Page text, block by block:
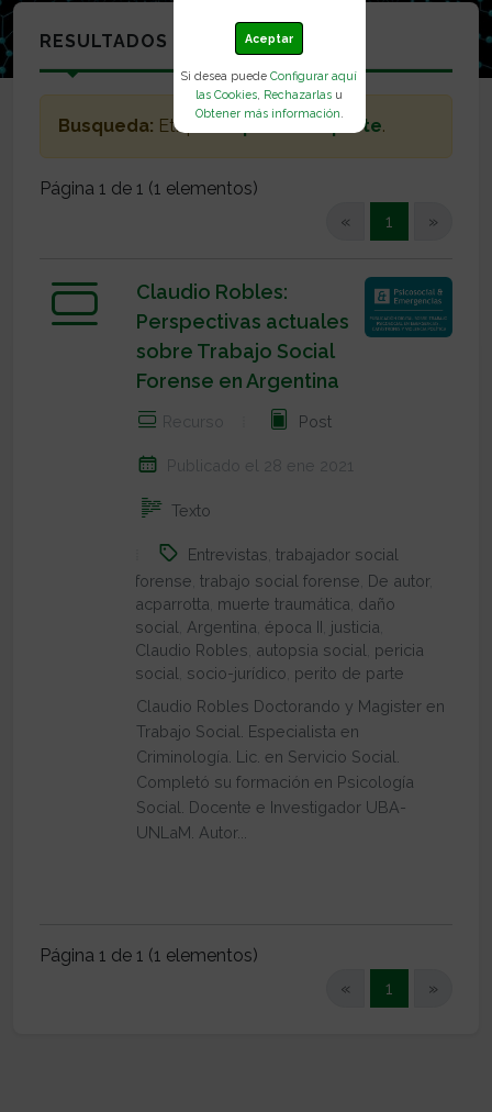
Aceptar
Si desea puedeConfigurar aquí
las Cookies Rechazarlas u
Obtener más información
RESULTADOS
Busqueda: Etiquetas: perito de parte.
Página 1 de 1 (1 elementos)
«
1 (current)
»
Claudio Robles:
Perspectivas actuales
sobre Trabajo Social
Forense en Argentina
Recurso Post
Publicado el 28 ene 2021
Texto
Entrevistas trabajador social
forense trabajo social forense De autor,
acparrotta muerte traumática daño
social Argentina época II justicia
Claudio Robles autopsia social pericia
social socio-jurídico perito de parte
Claudio Robles Doctorando y Magister en
Trabajo Social. Especialista en
Criminología. Lic. en Servicio Social.
Completó su formación en Psicología
Social. Docente e Investigador UBA-
UNLaM. Autor...
Página 1 de 1 (1 elementos)
«
1 (current)
»